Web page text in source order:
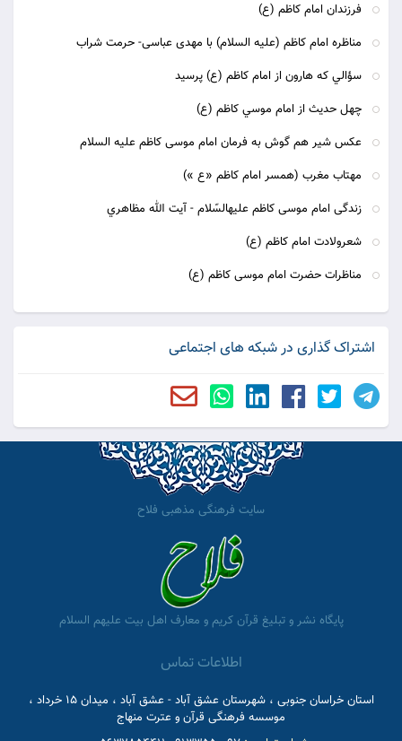
فرزندان امام کاظم (ع)
مناظره امام کاظم (علیه السلام) با مهدی عباسی- حرمت شراب
سؤالي كه هارون از امام كاظم (ع) پرسيد
چهل حديث از امام موسي كاظم (ع)
عكس شیر هم گوش به فرمان امام موسى كاظم علیه السلام
مهتاب مغرب (همسر امام کاظم «ع »)
زندگى امام موسى كاظم عليه‏السّلام‏ - آيت الله مظاهري
شعرولادت امام کاظم (ع)
مناظرات حضرت امام موسی کاظم (ع)
اشتراک گذاری در شبکه های اجتماعی
سایت فرهنگی مذهبی فلاح
پایگاه نشر و تبلیغ قرآن کریم و معارف اهل بیت علیهم السلام
اطلاعات تماس
استان خراسان جنوبی ، شهرستان عشق آباد - عشق آباد ، میدان 15 خرداد ،
موسسه فرهنگی قرآن و عترت منهاج